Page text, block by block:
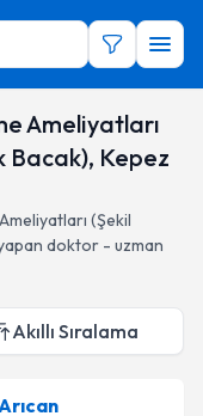
Ameliyatları
Bacak), Kepez
(Şekil
doktor - uzman
Akıllı Sıralama